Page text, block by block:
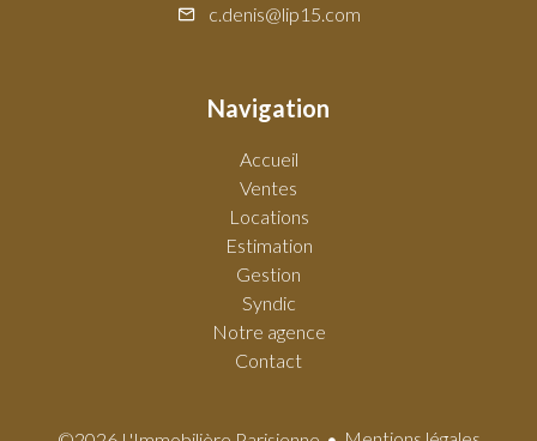
c.denis@lip15.com
Navigation
Accueil
Ventes
Locations
Estimation
Gestion
Syndic
Notre agence
Contact